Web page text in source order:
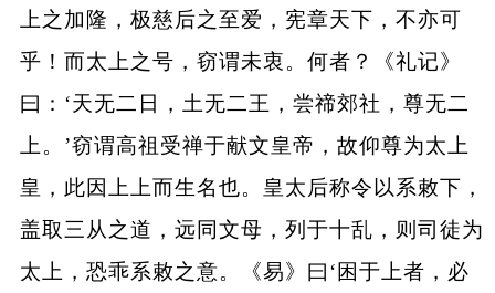
上之加隆，极慈后之至爱，宪章天下，不亦可
乎！而太上之号，窃谓未衷。何者？《礼记》
曰：‘天无二日，土无二王，尝禘郊社，尊无二
上。’窃谓高祖受禅于献文皇帝，故仰尊为太上
皇，此因上上而生名也。皇太后称令以系敕下，
盖取三从之道，远同文母，列于十乱，则司徒为
太上，恐乖系敕之意。《易》曰‘困于上者，必